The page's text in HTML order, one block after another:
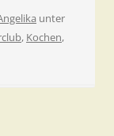
unter
, Kochen,